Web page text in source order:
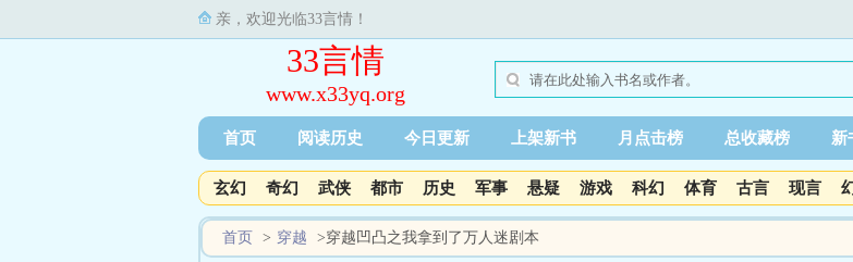
亲，欢迎光临33言情！
33言情
www.x33yq.org
首页 阅读历史 今日更新 上架新书 月点击榜 总收藏榜 新
玄幻 奇幻 武侠 都市 历史 军事 悬疑 游戏 科幻 体育 古言 现言
首页 > 穿越 >穿越凹凸之我拿到了万人迷剧本